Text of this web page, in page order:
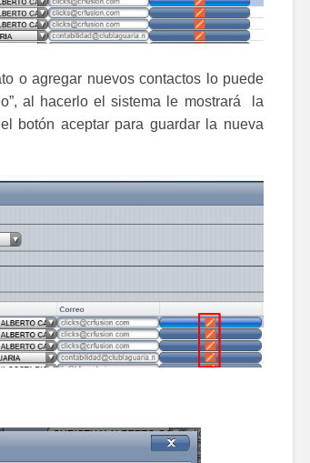
o agregar nuevos contactos lo puede
al hacerlo el sistema le mostrará la
botón aceptar para guardar la nueva